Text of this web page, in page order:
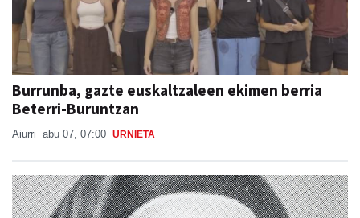
Burrunba, gazte euskaltzaleen ekimen berria
Beterri-Buruntzan
Aiurri abu 07, 07:00 URNIETA